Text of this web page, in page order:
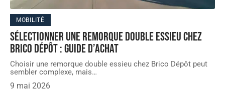
MOBILITÉ
Sélectionner une remorque double essieu chez
Brico Dépôt : guide d’achat
Choisir une remorque double essieu chez Brico Dépôt peut
sembler complexe, mais…
9 mai 2026